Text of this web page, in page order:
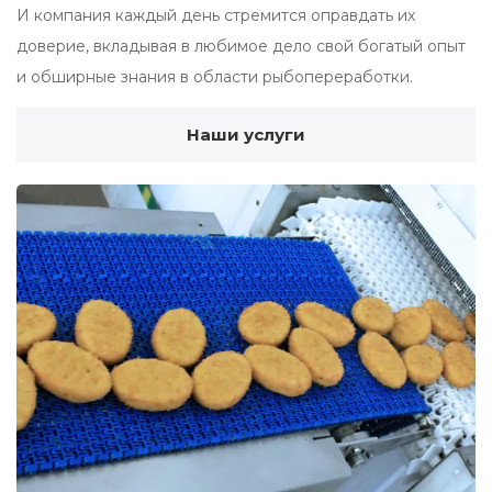
И компания каждый день стремится оправдать их
доверие, вкладывая в любимое дело свой богатый опыт
и обширные знания в области рыбопереработки.
Наши услуги